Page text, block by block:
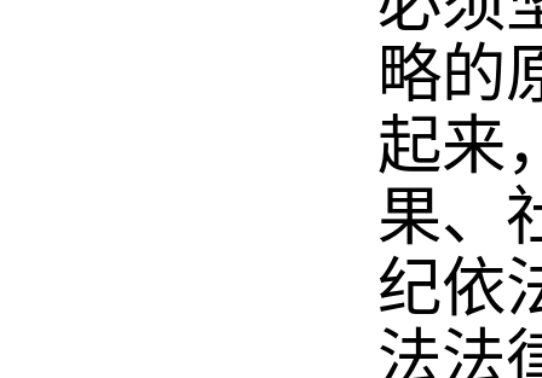
略的
起来
果、
纪依
法法